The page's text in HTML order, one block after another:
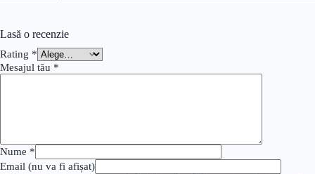
Lasă o recenzie
Rating *
Mesajul tău *
Nume *
Email (nu va fi afișat)